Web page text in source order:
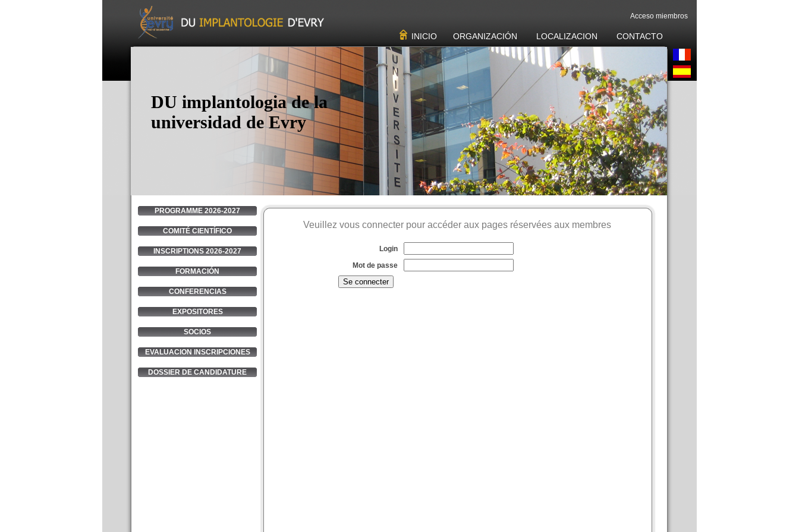
Acceso miembros
INICIO ORGANIZACIÓN LOCALIZACION CONTACTO
DU implantologia de la
universidad de Evry
PROGRAMME 2026-2027
COMITÉ CIENTÍ­FICO
INSCRIPTIONS 2026-2027
FORMACIÓN
CONFERENCIAS
EXPOSITORES
SOCIOS
EVALUACION INSCRIPCIONES
DOSSIER DE CANDIDATURE
Veuillez vous connecter pour accéder aux pages réservées aux membres
Login
Mot de passe